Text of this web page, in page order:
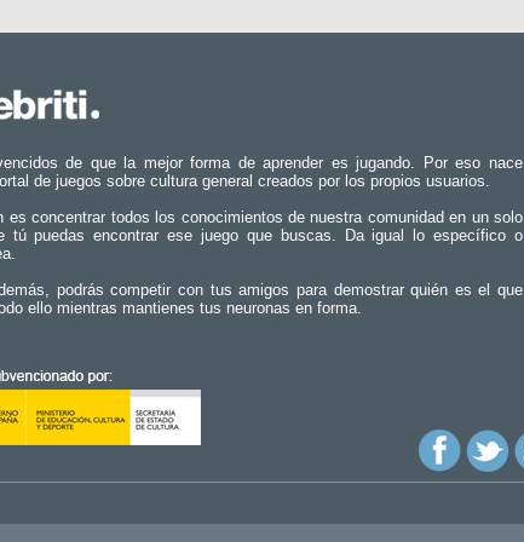
de que la mejor forma de aprender es jugando. Por eso nace
de juegos sobre cultura general creados por los propios usuarios.
es concentrar todos los conocimientos de nuestra comunidad en un solo
tú puedas encontrar ese juego que buscas. Da igual lo específico o
podrás competir con tus amigos para demostrar quién es el que
ello mientras mantienes tus neuronas en forma.